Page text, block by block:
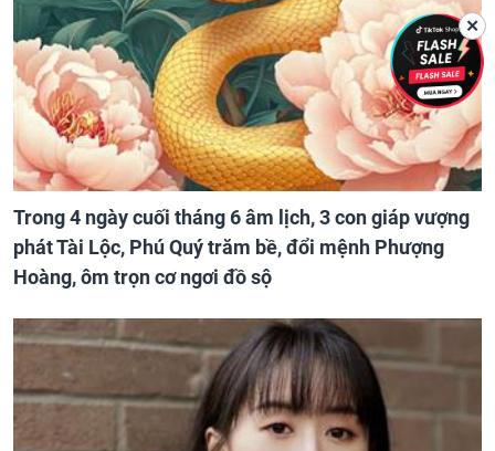
Trong 4 ngày cuối tháng 6 âm lịch, 3 con giáp vượng
phát Tài Lộc, Phú Quý trăm bề, đổi mệnh Phượng
Hoàng, ôm trọn cơ ngơi đồ sộ
✕